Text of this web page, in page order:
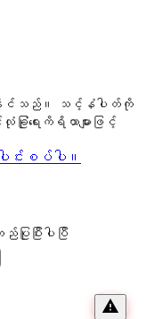
ြားနိုင်သည်။ သင့်နံပါတ်ကို
ရေးကိရိယာများဖြင့်
ါင်းစပ်ပါ။
ြုပြီးပါပြီ